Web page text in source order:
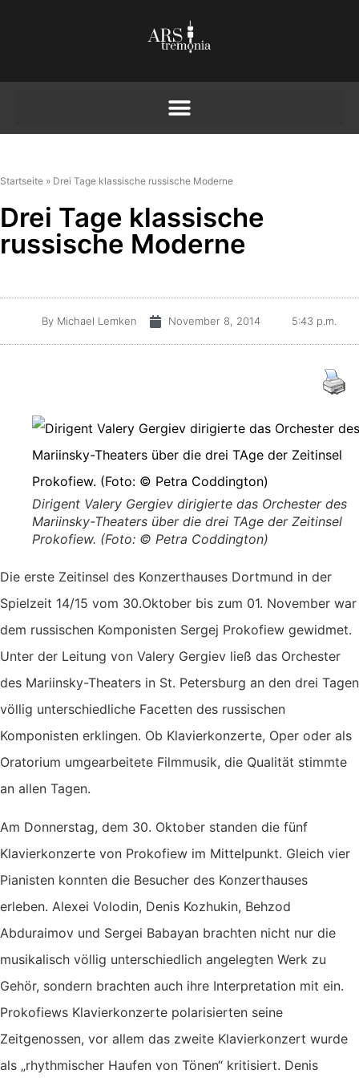
Startseite » Drei Tage klassische russische Moderne
Drei Tage klassische
russische Moderne
By Michael Lemken November 8, 2014 5:43 p.m.
Dirigent Valery Gergiev dirigierte das Orchester des
Mariinsky-Theaters über die drei TAge der Zeitinsel
Prokofiew. (Foto: © Petra Coddington)
Die erste Zeitinsel des Konzerthauses Dortmund in der
Spielzeit 14/15 vom 30.Oktober bis zum 01. November war
dem russischen Komponisten Sergej Prokofiew gewidmet.
Unter der Leitung von Valery Gergiev ließ das Orchester
des Mariinsky-Theaters in St. Petersburg an den drei Tagen
völlig unterschiedliche Facetten des russischen
Komponisten erklingen. Ob Klavierkonzerte, Oper oder als
Oratorium umgearbeitete Filmmusik, die Qualität stimmte
an allen Tagen.
Am Donnerstag, dem 30. Oktober standen die fünf
Klavierkonzerte von Prokofiew im Mittelpunkt. Gleich vier
Pianisten konnten die Besucher des Konzerthauses
erleben. Alexei Volodin, Denis Kozhukin, Behzod
Abduraimov und Sergei Babayan brachten nicht nur die
musikalisch völlig unterschiedlich angelegten Werk zu
Gehör, sondern brachten auch ihre Interpretation mit ein.
Prokofiews Klavierkonzerte polarisierten seine
Zeitgenossen, vor allem das zweite Klavierkonzert wurde
als „rhythmischer Haufen von Tönen“ kritisiert. Denis